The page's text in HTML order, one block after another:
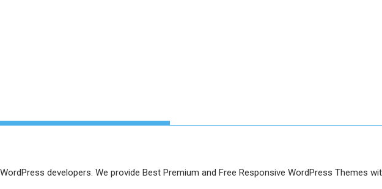
developers. We provide Best Premium and Free Responsive WordPress Themes